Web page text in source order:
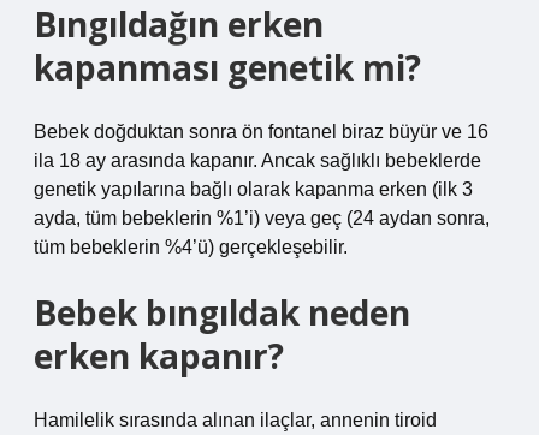
Bıngıldağın erken
kapanması genetik mi?
Bebek doğduktan sonra ön fontanel biraz büyür ve 16
ila 18 ay arasında kapanır. Ancak sağlıklı bebeklerde
genetik yapılarına bağlı olarak kapanma erken (ilk 3
ayda, tüm bebeklerin %1’i) veya geç (24 aydan sonra,
tüm bebeklerin %4’ü) gerçekleşebilir.
Bebek bıngıldak neden
erken kapanır?
Hamilelik sırasında alınan ilaçlar, annenin tiroid